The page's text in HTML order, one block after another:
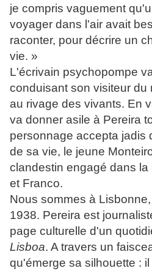
je compris vaguement
voyager dans l'air avait
raconter, pour décrire un
vie. »
L'écrivain psychopompe
conduisant son visiteur du
au rivage des vivants. En
va donner asile à Pereira
personnage accepta jadis
de sa vie, le jeune
clandestin engagé dans la
et Franco.
Nous sommes à
1938. Pereira est
page culturelle d'un
Lisboa. A travers un
qu'émerge sa silhouette :